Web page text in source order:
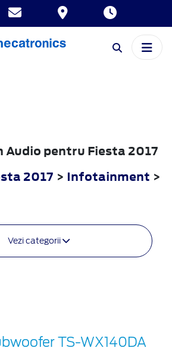
Audio pentru Fiesta 2017
2017 > Infotainment >
Vezi categorii
TS-WX140DA